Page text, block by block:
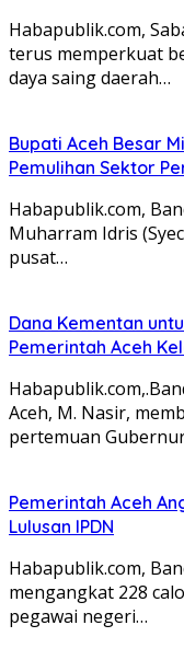
Habapublik.com,
terus memperkuat
daya saing daerah…
Bupati Aceh Besar
Pemulihan Sektor
Habapublik.com,
Muharram Idris
pusat…
Dana Kementan
Pemerintah Aceh
Aceh, M. Nasir,
pertemuan
Pemerintah Aceh
Lulusan IPDN
Habapublik.com,
mengangkat 228
pegawai negeri…